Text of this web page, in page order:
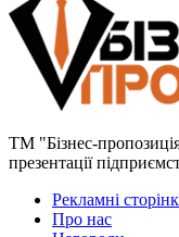
ТМ "Бізнес-
презентації
Рекламні
Про нас